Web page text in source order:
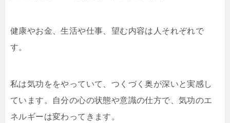
健康やお金、生活や仕事、望む内容は人それぞれで
す。
私は気功ををやっていて、つくづく奥が深いと実感し
ています。自分の心の状態や意識の仕方で、気功のエ
ネルギーは変わってきます。